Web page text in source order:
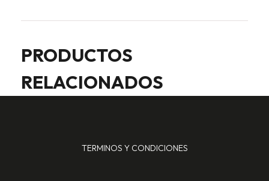
PRODUCTOS
RELACIONADOS
TERMINOS Y CONDICIONES